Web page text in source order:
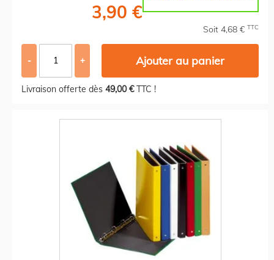
3,90 €
Soit 4,68 € TTC
- + Ajouter au panier
Livraison offerte dès 49,00 €TTC !